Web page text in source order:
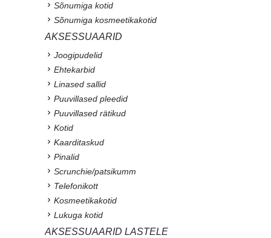
Sõnumiga kotid
Sõnumiga kosmeetikakotid
AKSESSUAARID
Joogipudelid
Ehtekarbid
Linased sallid
Puuvillased pleedid
Puuvillased rätikud
Kotid
Kaarditaskud
Pinalid
Scrunchie/patsikumm
Telefonikott
Kosmeetikakotid
Lukuga kotid
AKSESSUAARID LASTELE